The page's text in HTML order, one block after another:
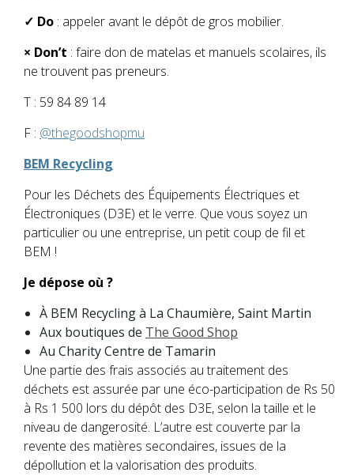
✓ Do : appeler avant le dépôt de gros mobilier.
× Don’t : faire don de matelas et manuels scolaires, ils
ne trouvent pas preneurs.
T : 59 84 89 14
F : @thegoodshopmu
BEM Recycling
Pour les Déchets des Équipements Électriques et
Électroniques (D3E) et le verre. Que vous soyez un
particulier ou une entreprise, un petit coup de fil et
BEM !
Je dépose où ?
À BEM Recycling à La Chaumière, Saint Martin
Aux boutiques de The Good Shop
Au Charity Centre de Tamarin
Une partie des frais associés au traitement des
déchets est assurée par une éco-participation de Rs 50
à Rs 1 500 lors du dépôt des D3E, selon la taille et le
niveau de dangerosité. L’autre est couverte par la
revente des matières secondaires, issues de la
dépollution et la valorisation des produits.